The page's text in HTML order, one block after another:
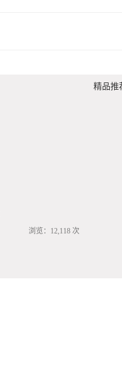
精品推
浏览：12,118 次